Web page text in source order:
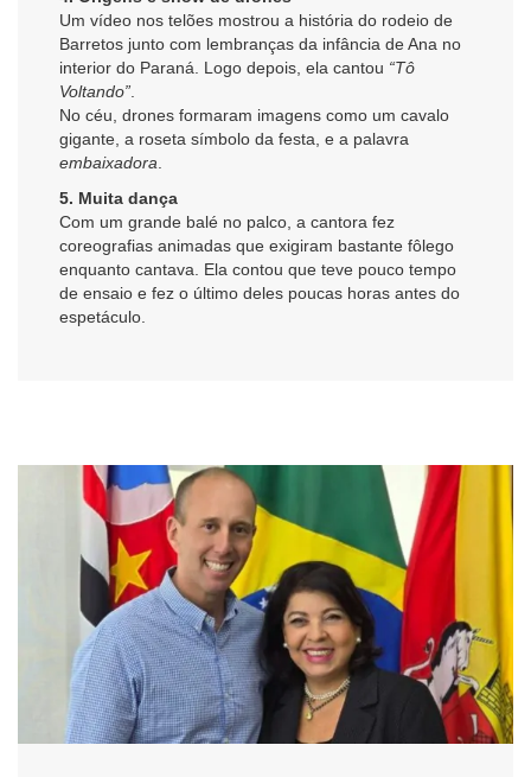
Um vídeo nos telões mostrou a história do rodeio de
Barretos junto com lembranças da infância de Ana no
interior do Paraná. Logo depois, ela cantou “Tô
Voltando”.
No céu, drones formaram imagens como um cavalo
gigante, a roseta símbolo da festa, e a palavra
embaixadora.
5. Muita dança
Com um grande balé no palco, a cantora fez
coreografias animadas que exigiram bastante fôlego
enquanto cantava. Ela contou que teve pouco tempo
de ensaio e fez o último deles poucas horas antes do
espetáculo.